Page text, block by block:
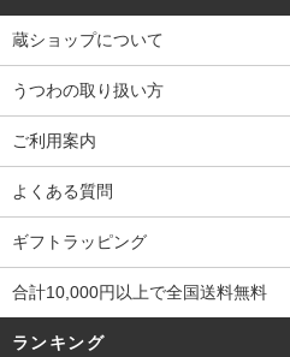
蔵ショップについて
うつわの取り扱い方
ご利用案内
よくある質問
ギフトラッピング
合計10,000円以上で全国送料無料
ランキング